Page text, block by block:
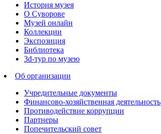
История музея
О Суворове
Музей онлайн
Коллекции
Экспозиция
Библиотека
3d-тур по музею
Об организации
Учредительные документы
Финансово-хозяйственная деятельность
Противодействие коррупции
Партнеры
Попечительский совет